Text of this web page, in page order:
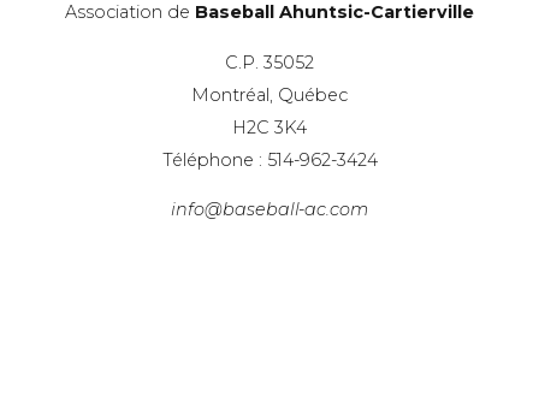
Association de Baseball Ahuntsic-Cartierville
C.P. 35052
Montréal, Québec
H2C 3K4
Téléphone : 514-962-3424
info@baseball-ac.com